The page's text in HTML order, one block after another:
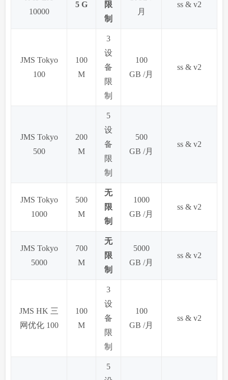
10000
5 G
限
制
月
ss & v2
JMS Tokyo
100
100
M
3
设
备
限
制
100
GB /月
ss & v2
JMS Tokyo
500
200
M
5
设
备
限
制
500
GB /月
ss & v2
JMS Tokyo
1000
500
M
无
限
制
1000
GB /月
ss & v2
JMS Tokyo
5000
700
M
无
限
制
5000
GB /月
ss & v2
JMS HK 三
网优化 100
100
M
3
设
备
限
制
100
GB /月
ss & v2
5